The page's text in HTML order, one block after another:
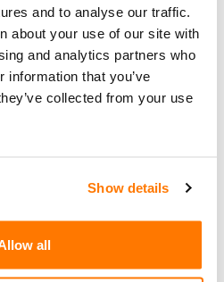
and to analyse our traffic.
about your use of our site with
and analytics partners who
information that you’ve
collected from your use
Show details
all
sind, um eine reibungslose
der
aller Nutzerinnen und
waren notwendig, um
und Nutzer in das
grundsätzlich bereit, die
der Schweizer Justiz